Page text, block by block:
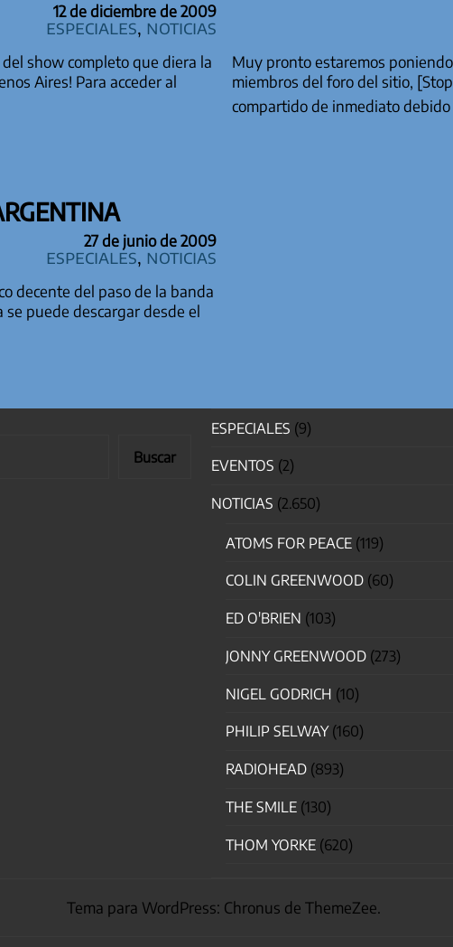
12 de diciembre de 2009
especiales, Noticias
show completo que diera la
Aires! Para acceder al
Muy pronto estaremos
miembros del foro del sitio,
compartido de inmediato
27 de junio de 2009
especiales, Noticias
decente del paso de la banda
puede descargar desde el
Buscar
ESPECIALES (9)
EVENTOS (2)
NOTICIAS (2.650)
ATOMS FOR PEACE (119)
COLIN GREENWOOD (60)
ED O'BRIEN (103)
JONNY GREENWOOD (273)
NIGEL GODRICH (10)
PHILIP SELWAY(160)
RADIOHEAD (893)
THE SMILE (130)
THOM YORKE (620)
Tema para WordPress: Chronus de ThemeZee.